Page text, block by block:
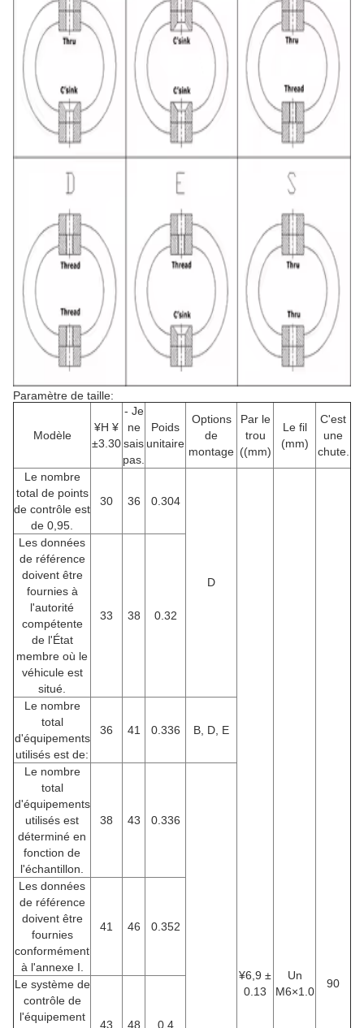
Paramètre de taille:
Modèle
¥H ¥
±3.30
- Je
ne
sais
pas.
Poids
unitaire
Options
de
montage
Par le
trou
((mm)
Le fil
(mm)
C'est
une
chute.
Le nombre
total de points
de contrôle est
de 0,95.
30 36 0.304
D
¥6,9 ±
0.13
Un
M6×1.0
90
Les données
de référence
doivent être
fournies à
l'autorité
compétente
de l'État
membre où le
véhicule est
situé.
33 38 0.32
Le nombre
total
d'équipements
utilisés est de:
36 41 0.336 B, D, E
Le nombre
total
d'équipements
utilisés est
déterminé en
fonction de
l'échantillon.
38 43 0.336
Les données
de référence
doivent être
fournies
conformément
à l'annexe I.
41 46 0.352
Le système de
contrôle de
l'équipement
43 48 0.4